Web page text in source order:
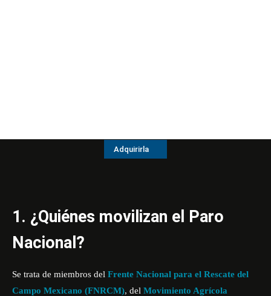
Adquirirla
1. ¿Quiénes movilizan el Paro
Nacional?
Se trata de miembros del Frente Nacional para el Rescate del
Campo Mexicano (FNRCM), del Movimiento Agrícola